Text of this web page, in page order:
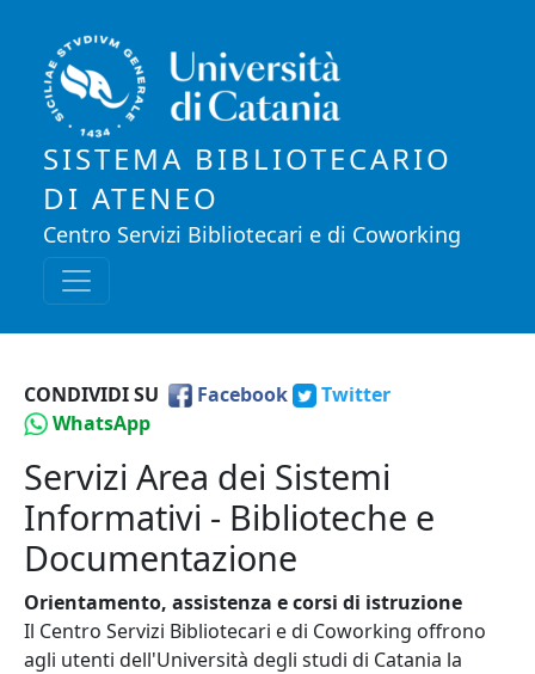
SISTEMA BIBLIOTECARIO
DI ATENEO
Centro Servizi Bibliotecari e di Coworking
CONDIVIDI SU Facebook
Twitter
WhatsApp
Servizi Area dei Sistemi
Informativi - Biblioteche e
Documentazione
Orientamento, assistenza e corsi di istruzione
Il Centro Servizi Bibliotecari e di Coworking offrono
agli utenti dell'Università degli studi di Catania la